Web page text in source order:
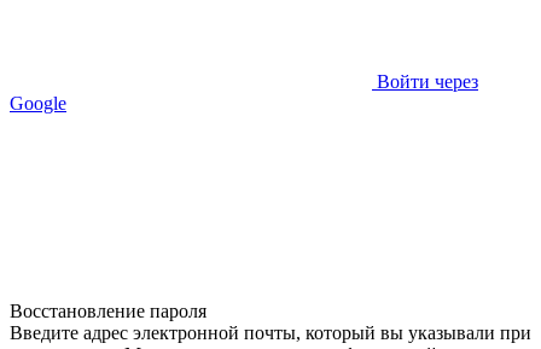
Войти через
Google
Восстановление пароля
Введите адрес электронной почты, который вы указывали при